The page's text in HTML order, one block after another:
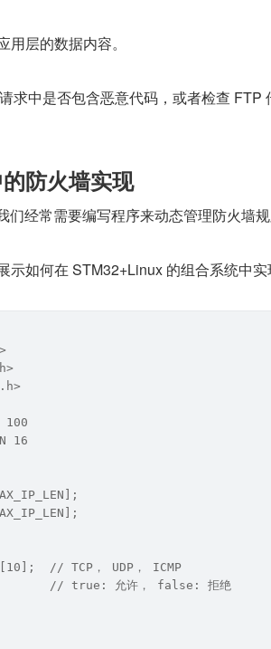
层的数据内容。
求中是否包含恶意代码，或者检查 FTP
防火墙实现
经常需要编写程序来动态管理防火墙规
示如何在 STM32+Linux 的组合系统中
100
16
// TCP， UDP， ICMP
// true: 允许， false: 拒绝